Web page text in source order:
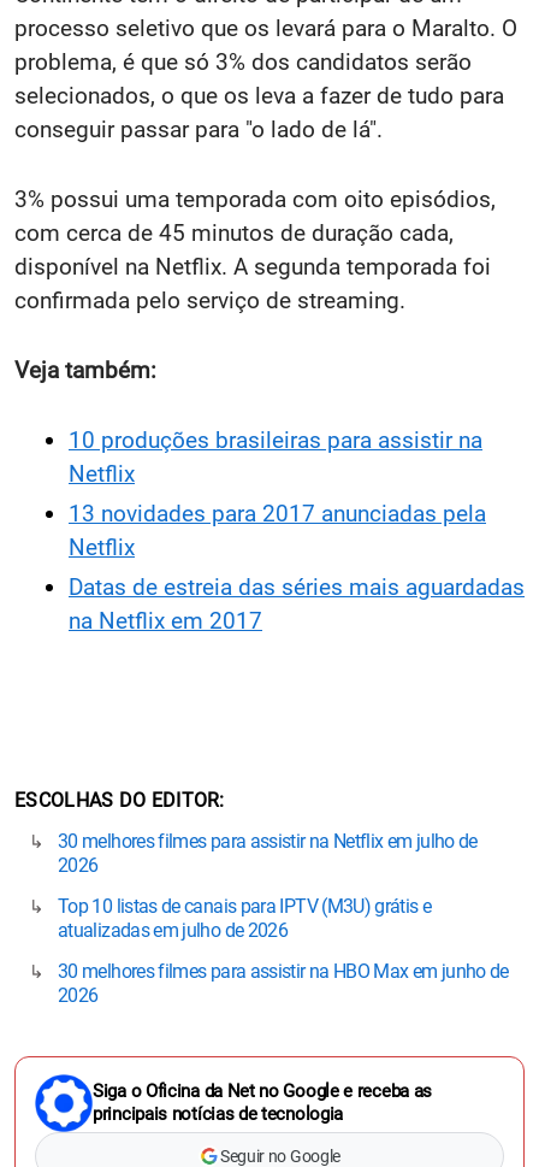
processo seletivo que os levará para o Maralto. O
problema, é que só 3% dos candidatos serão
selecionados, o que os leva a fazer de tudo para
conseguir passar para "o lado de lá".
3% possui uma temporada com oito episódios,
com cerca de 45 minutos de duração cada,
disponível na Netflix. A segunda temporada foi
confirmada pelo serviço de streaming.
Veja também:
10 produções brasileiras para assistir na
Netflix
13 novidades para 2017 anunciadas pela
Netflix
Datas de estreia das séries mais aguardadas
na Netflix em 2017
ESCOLHAS DO EDITOR
30 melhores filmes para assistir na Netflix em julho de
2026
Top 10 listas de canais para IPTV (M3U) grátis e
atualizadas em julho de 2026
30 melhores filmes para assistir na HBO Max em junho de
2026
Siga o Oficina da Net no Google e receba as
principais notícias de tecnologia
Seguir no Google